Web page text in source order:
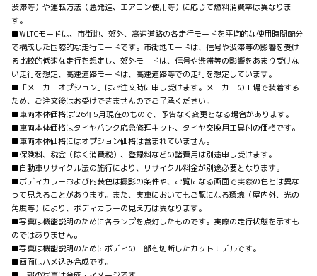
渋滞等）や運転方法（急発進、エアコン使用等）に応じて燃料消費率は異なりま
す。
■WLTCモードは、市街地、郊外、高速道路の各走行モードを平均的な使用時間配分
で構成した国際的な走行モードです。市街地モードは、信号や渋滞等の影響を受け
る比較的低速な走行を想定し、郊外モードは、信号や渋滞等の影響をあまり受けな
い走行を想定、高速道路モードは、高速道路等での走行を想定しています。
■「メーカーオプション」はご注文時に申し受けます。メーカーの工場で装着する
ため、ご注文後はお受けできませんのでご了承ください。
■車両本体価格は'26年5月現在のもので、予告なく変更となる場合があります。
■車両本体価格はタイヤパンク応急修理キット、タイヤ交換用工具付の価格です。
■車両本体価格にはオプション価格は含まれていません。
■保険料、税金（除く消費税）、登録料などの諸費用は別途申し受けます。
■自動車リサイクル法の施行により、リサイクル料金が別途必要となります。
■ボディカラーおよび内装色は撮影の条件や、ご覧になる画面で実際の色とは異な
って見えることがあります。また、実車においてもご覧になる環境（屋内外、光の
角度等）により、ボディカラーの見え方は異なります。
■写真は機能説明のために各ランプを点灯したものです。実際の走行状態を示すも
のではありません。
■写真は機能説明のためにボディの一部を切断したカットモデルです。
■画面はハメ込み合成です。